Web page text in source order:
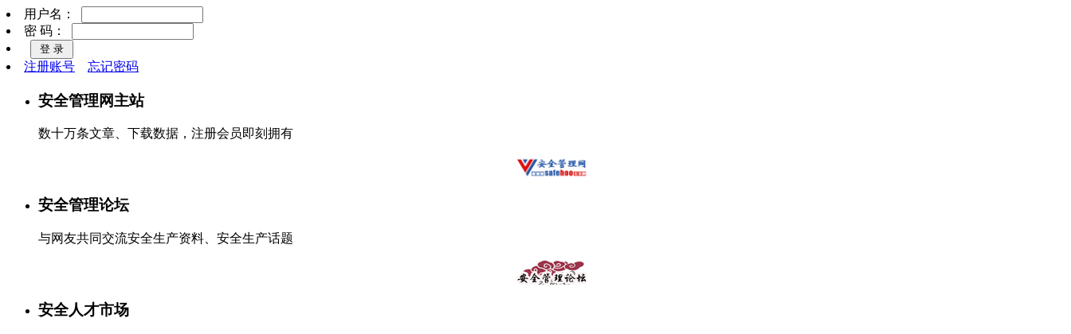
用户名：
密 码：
注册账号 忘记密码
安全管理网主站
数十万条文章、下载数据，注册会员即刻拥有
安全管理论坛
与网友共同交流安全生产资料、安全生产话题
安全人才市场